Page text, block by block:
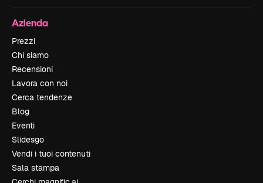
Azienda
Prezzi
Chi siamo
Recensioni
Lavora con noi
Cerca tendenze
Blog
Eventi
Slidesgo
Vendi i tuoi contenuti
Sala stampa